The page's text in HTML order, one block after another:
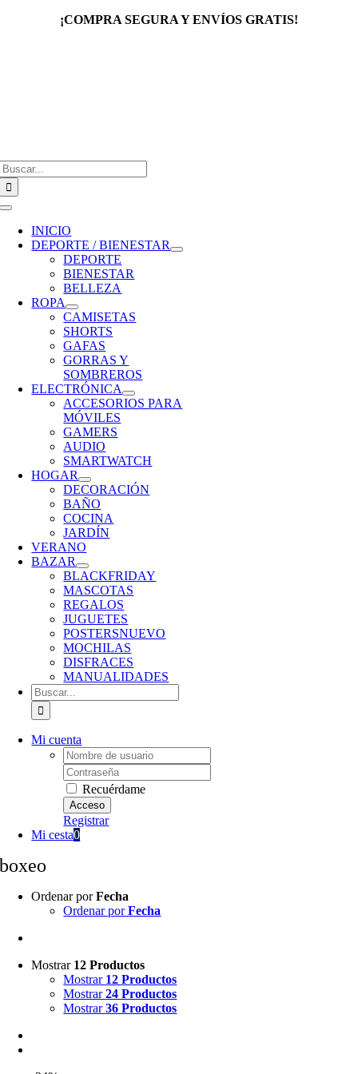
¡COMPRA SEGURA Y ENVÍOS GRATIS!
Toggle
Navigation
INICIO
DEPORTE / BIENESTAR
DEPORTE
BIENESTAR
BELLEZA
ROPA
CAMISETAS
SHORTS
GAFAS
GORRAS Y
SOMBREROS
ELECTRÓNICA
ACCESORIOS PARA
MÓVILES
GAMERS
AUDIO
SMARTWATCH
HOGAR
DECORACIÓN
BAÑO
COCINA
JARDÍN
VERANO
BAZAR
BLACKFRIDAY
MASCOTAS
REGALOS
JUGUETES
POSTERSNUEVO
MOCHILAS
DISFRACES
MANUALIDADES
Buscar:
Mi cuenta
Username:
Password:
Recuérdame
Registrar
Mi cesta0
boxeo
Ordenar porFecha
Ordenar porFecha
Mostrar 12 Productos
Mostrar 12 Productos
Mostrar24 Productos
Mostrar36 Productos